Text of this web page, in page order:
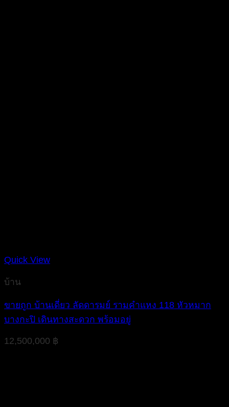
Quick View
บ้าน
ขายถูก บ้านเดี่ยว ลัดดารมย์ รามคำแหง 118 หัวหมาก
บางกะปิ เดินทางสะดวก พร้อมอยู่
12,500,000 ฿